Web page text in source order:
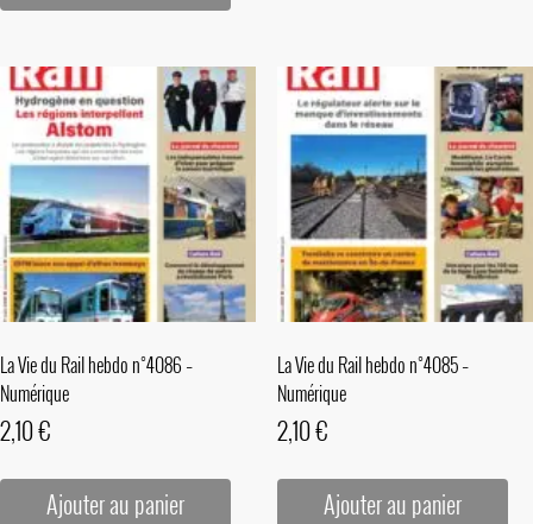
La Vie du Rail hebdo n°4086 –
Numérique
2,10€
Ajouter au panier
La Vie du Rail hebdo n°4085 –
Numérique
2,10€
Ajouter au panier